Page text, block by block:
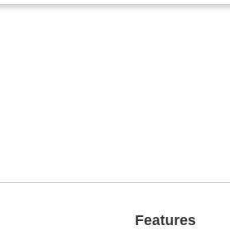
Features